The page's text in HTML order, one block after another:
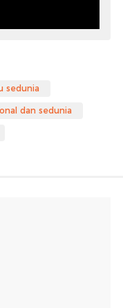
sedunia
dan sedunia